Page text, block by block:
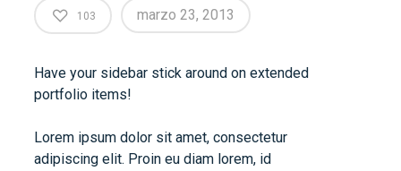
103 marzo 23, 2013
Have your sidebar stick around on extended
portfolio items!
Lorem ipsum dolor sit amet, consectetur
adipiscing elit. Proin eu diam lorem, id